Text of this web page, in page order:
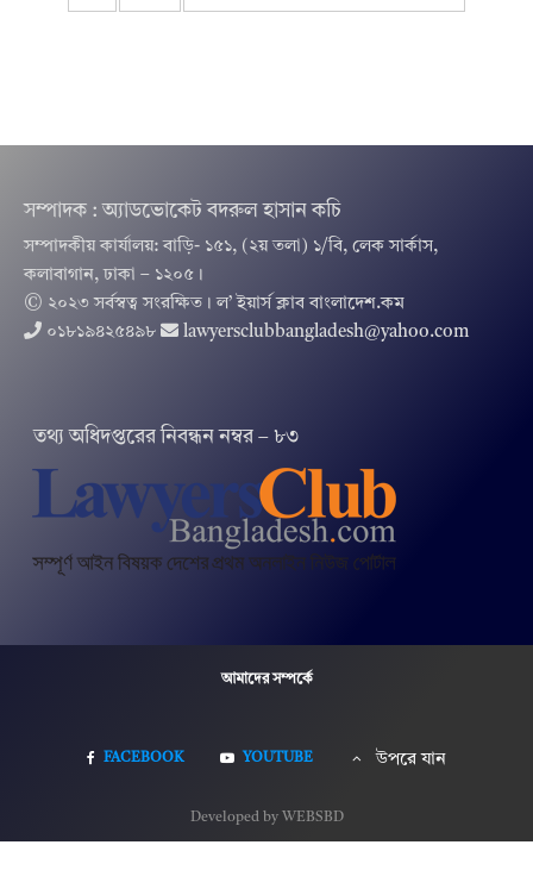
সম্পাদক : অ্যাডভোকেট বদরুল হাসান কচি
সম্পাদকীয় কার্যালয়: বাড়ি- ১৫১, (২য় তলা) ১/বি, লেক সার্কাস,
কলাবাগান, ঢাকা – ১২০৫।
© ২০২৩ সর্বস্বত্ব সংরক্ষিত । ল’ ইয়ার্স ক্লাব বাংলাদেশ.কম
০১৮১৯৪২৫৪৯৮
lawyersclubbangladesh@yahoo.com
তথ‌্য অ‌ধিদপ্ত‌রের নিবন্ধন নম্বর – ৮৩
আমাদের সম্পর্কে
FACEBOOK YOUTUBE উপরে যান
Developed by WEBSBD